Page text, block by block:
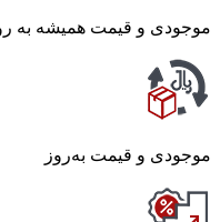
موجودی و قیمت همیشه به
موجودی و قیمت به‌روز